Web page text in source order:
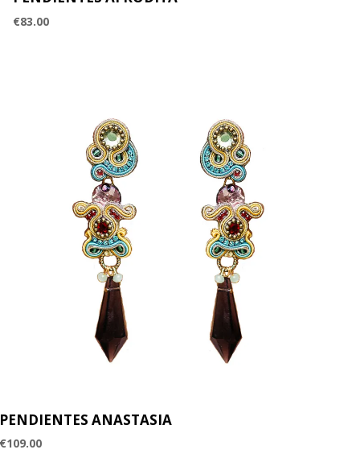
€83.00
PENDIENTES ANASTASIA
€109.00